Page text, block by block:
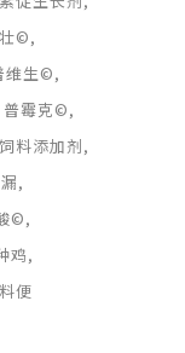
©
维生©
普霉克©
料添加剂
©
鸡
便